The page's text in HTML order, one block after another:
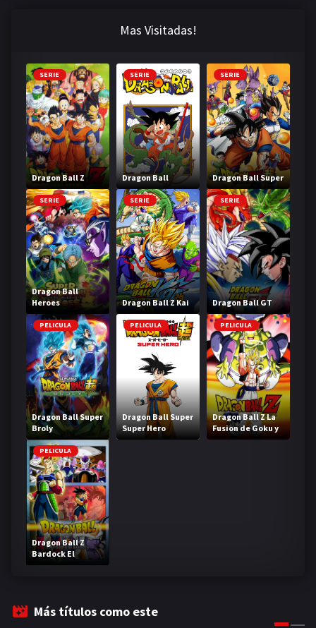
Mas Visitadas!
SERIE
Dragon Ball Z
SERIE
Dragon Ball
SERIE
Dragon Ball Super
SERIE
Dragon Ball
Heroes
SERIE
Dragon Ball Z Kai
SERIE
Dragon Ball GT
PELICULA
Dragon Ball Super
Broly
PELICULA
Dragon Ball Super
Super Hero
PELICULA
Dragon Ball Z La
Fusion de Goku y
Vegeta
PELICULA
Dragon Ball Z
Bardock El
legendario Super
Más títulos como este